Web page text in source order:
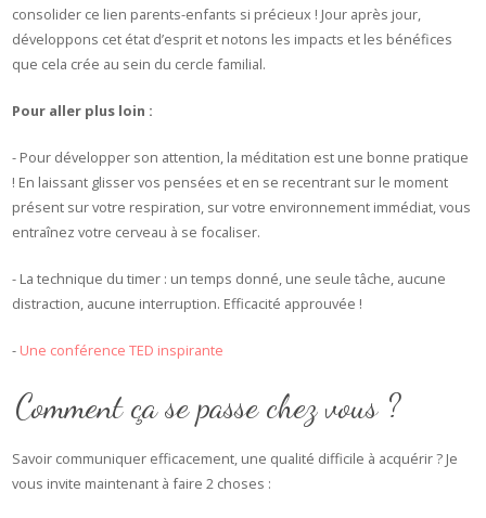
consolider ce lien parents-enfants si précieux ! Jour après jour,
développons cet état d’esprit et notons les impacts et les bénéfices
que cela crée au sein du cercle familial.
Pour aller plus loin :
- Pour développer son attention, la méditation est une bonne pratique
! En laissant glisser vos pensées et en se recentrant sur le moment
présent sur votre respiration, sur votre environnement immédiat, vous
entraînez votre cerveau à se focaliser.
- La technique du timer : un temps donné, une seule tâche, aucune
distraction, aucune interruption. Efficacité approuvée !
- Une conférence TED inspirante
Comment ça se passe chez vous ?
Savoir communiquer efficacement, une qualité difficile à acquérir ? Je
vous invite maintenant à faire 2 choses :